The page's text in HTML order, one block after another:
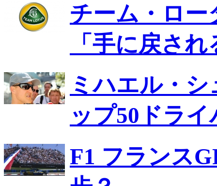
チーム・ロー
「手に戻さ
ミハエル・
ップ50ドラ
F1 フランス